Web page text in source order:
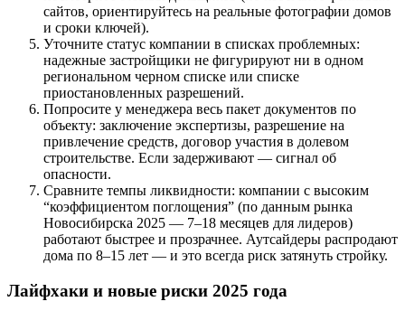
сайтов, ориентируйтесь на реальные фотографии домов
и сроки ключей).
Уточните статус компании в списках проблемных:
надежные застройщики не фигурируют ни в одном
региональном черном списке или списке
приостановленных разрешений.
Попросите у менеджера весь пакет документов по
объекту: заключение экспертизы, разрешение на
привлечение средств, договор участия в долевом
строительстве. Если задерживают — сигнал об
опасности.
Сравните темпы ликвидности: компании с высоким
“коэффициентом поглощения” (по данным рынка
Новосибирска 2025 — 7–18 месяцев для лидеров)
работают быстрее и прозрачнее. Аутсайдеры распродают
дома по 8–15 лет — и это всегда риск затянуть стройку.
Лайфхаки и новые риски 2025 года